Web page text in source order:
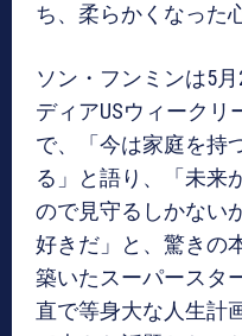
ち、柔らかくなった
ソン・フンミンは5
ディアUSウィーク
で、「今は家庭を持
る」と語り、「未来
ので見守るしかない
好きだ」と、驚きの
築いたスーパースタ
直で等身大な人生計